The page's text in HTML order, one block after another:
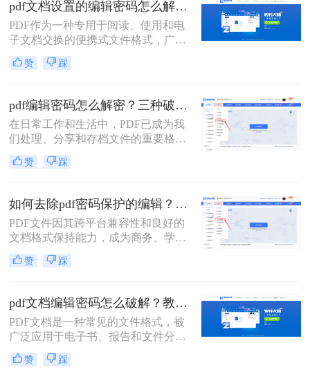
下，我们可能需要取消这些编辑密码
设置，以便对文件进行编辑或共享。
本文将详细介绍PDF怎么取消编辑密
码设置。
pdf文档设置的编辑密码怎么解除？这二个解密方法非常简单！
PDF作为一种专用于阅读、使用和电
子文档交换的便携式文件格式，广泛
应用于各种场景。然而，有时我们会
遇到一些PDF文档设置了编辑密码，
这时，我们就需要找到一些方法来解
除这些密码。那么pdf文档设置的编辑
密码怎么解除呢？下面将介绍二种有
效的PDF编辑密码解除方法。
赞 踩
pdf编辑密码怎么解密？三种破解方法来看看！
在日常工作和生活中，PDF已成为我
们处理、分享和存档文件的重要格
式。然而，当遇到加密的PDF文件，
特别是那些限制了编辑的文件时，我
密码怎么解密呢？本文将详细介绍三
种有效的PDF编辑密码解密方法，帮
助您轻松应对这一问题。
赞 踩
如何去除pdf密码保护的编辑？教你两个小方法！
PDF文件因其跨平台兼容性和良好的
文档格式保持能力，成为商务、学习
和日常工作中不可或缺的文件格式。
然而，为了保护文件不被随意修改，
别是编辑权限的限制。本文将详细介
绍如何去除pdf密码保护的编辑，特别
是编辑权限的限制，以便用户能够自
由编辑和修改文件内容。
赞 踩
pdf文档编辑密码怎么破解？教你二招轻松解决！
PDF文档是一种常见的文件格式，被
广泛应用于电子书、报告和文件分享
等领域。然而，有时我们可能会遇到
需要编辑或打开被密码保护的PDF文
赞 踩